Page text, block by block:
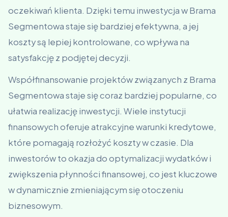
oczekiwań klienta. Dzięki temu inwestycja w Brama
Segmentowa staje się bardziej efektywna, a jej
koszty są lepiej kontrolowane, co wpływa na
satysfakcję z podjętej decyzji.
Współfinansowanie projektów związanych z Brama
Segmentowa staje się coraz bardziej popularne, co
ułatwia realizację inwestycji. Wiele instytucji
finansowych oferuje atrakcyjne warunki kredytowe,
które pomagają rozłożyć koszty w czasie. Dla
inwestorów to okazja do optymalizacji wydatków i
zwiększenia płynności finansowej, co jest kluczowe
w dynamicznie zmieniającym się otoczeniu
biznesowym.